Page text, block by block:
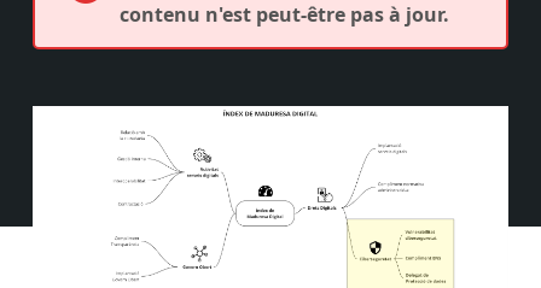
contenu n'est peut-être pas à jour.